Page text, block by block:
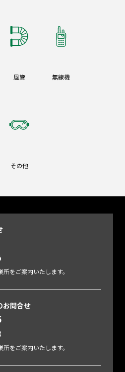
風管 無線機
その他
をご案内いたします。
お問合せ
をご案内いたします。